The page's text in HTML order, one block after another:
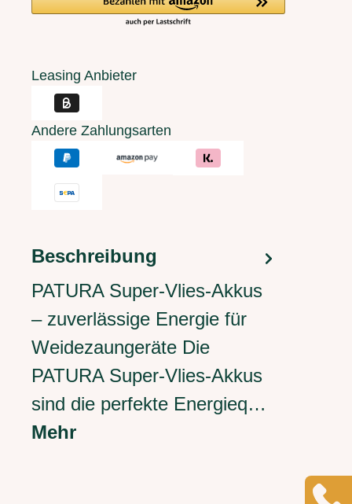
Leasing Anbieter
Andere Zahlungsarten
Beschreibung
PATURA Super-Vlies-Akkus
– zuverlässige Energie für
Weidezaungeräte Die
PATURA Super-Vlies-Akkus
sind die perfekte Energieq…
Mehr